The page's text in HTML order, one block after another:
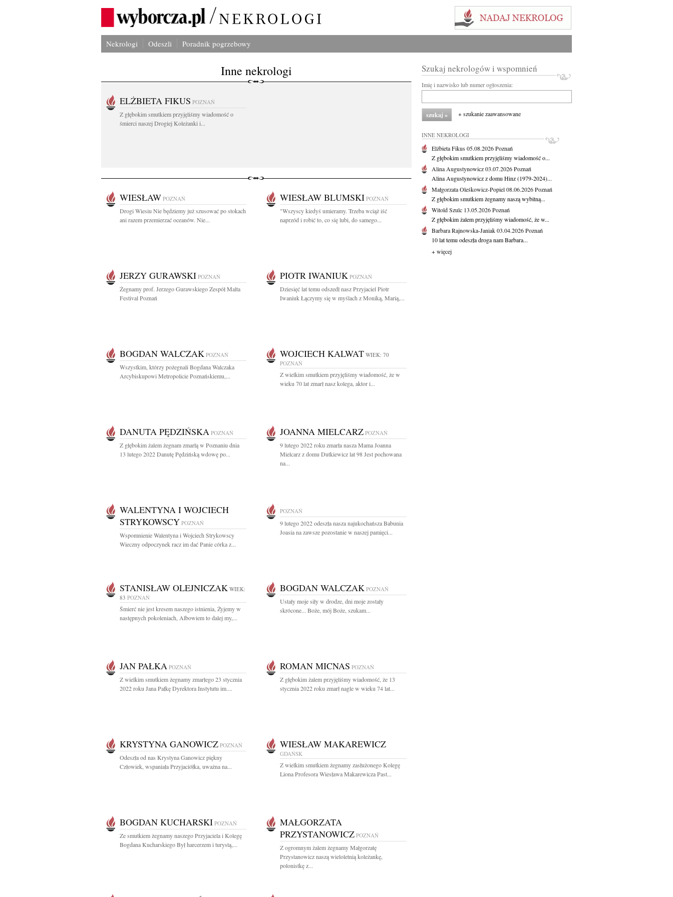
Nekrologi Odeszli Poradnik pogrzebowy
Inne nekrologi
ELŻBIETA FIKUS POZNAŃ
Z głębokim smutkiem przyjęliśmy wiadomość o
śmierci naszej Drogiej Koleżanki i...
WIESŁAW POZNAŃ
Drogi Wiesiu Nie będziemy już szusować po stokach
ani razem przemierzać oceanów. Nie...
WIESŁAW BLUMSKI POZNAŃ
"Wszyscy kiedyś umieramy. Trzeba wciąż iść
naprzód i robić to, co się lubi, do samego...
JERZY GURAWSKI POZNAŃ
Żegnamy prof. Jerzego Gurawskiego Zespół Malta
Festival Poznań
PIOTR IWANIUK POZNAŃ
Dziesięć lat temu odszedł nasz Przyjaciel Piotr
Iwaniuk Łączymy się w myślach z Moniką, Marią,...
BOGDAN WALCZAK POZNAŃ
Wszystkim, którzy pożegnali Bogdana Walczaka
Arcybiskupowi Metropolicie Poznańskiemu,...
WOJCIECH KALWAT WIEK: 70
POZNAŃ
Z wielkim smutkiem przyjęliśmy wiadomość, że w
wieku 70 lat zmarł nasz kolega, aktor i...
DANUTA PĘDZIŃSKA POZNAŃ
Z głębokim żalem żegnam zmarłą w Poznaniu dnia
13 lutego 2022 Danutę Pędzińską wdowę po...
JOANNA MIELCARZ POZNAŃ
9 lutego 2022 roku zmarła nasza Mama Joanna
Mielcarz z domu Dutkiewicz lat 98 Jest pochowana
na...
WALENTYNA I WOJCIECH
STRYKOWSCY POZNAŃ
Wspomnienie Walentyna i Wojciech Strykowscy
Wieczny odpoczynek racz im dać Panie córka z...
POZNAŃ
9 lutego 2022 odeszła nasza najukochańsza Babunia
Joasia na zawsze pozostanie w naszej pamięci...
STANISŁAW OLEJNICZAK WIEK:
83 POZNAŃ
Śmierć nie jest kresem naszego istnienia, Żyjemy w
następnych pokoleniach, Albowiem to dalej my,...
BOGDAN WALCZAK POZNAŃ
Ustały moje siły w drodze, dni moje zostały
skrócone... Boże, mój Boże, szukam...
JAN PAŁKA POZNAŃ
Z wielkim smutkiem żegnamy zmarłego 23 stycznia
2022 roku Jana Pałkę Dyrektora Instytutu im....
ROMAN MICNAS POZNAŃ
Z głębokim żalem przyjęliśmy wiadomość, że 13
stycznia 2022 roku zmarł nagle w wieku 74 lat...
KRYSTYNA GANOWICZ POZNAŃ
Odeszła od nas Krystyna Ganowicz piękny
Człowiek, wspaniała Przyjaciółka, uważna na...
WIESŁAW MAKAREWICZ
GDAŃSK
Z wielkim smutkiem żegnamy zasłużonego Kolegę
Liona Profesora Wiesława Makarewicza Past...
BOGDAN KUCHARSKI POZNAŃ
Ze smutkiem żegnamy naszego Przyjaciela i Kolegę
Bogdana Kucharskiego Był harcerzem i turystą,...
MAŁGORZATA
PRZYSTANOWICZ POZNAŃ
Z ogromnym żalem żegnamy Małgorzatę
Przystanowicz naszą wieloletnią koleżankę,
polonistkę z...
Szukaj nekrologów i wspomnień
Imię i nazwisko lub numer ogłoszenia:
+ szukanie zaawansowane
INNE NEKROLOGI
Elżbieta Fikus05.08.2026Poznań
Z głębokim smutkiem przyjęliśmy wiadomość o...
Alina Augustynowicz03.07.2026Poznań
Alina Augustynowicz z domu Hinz (1979-2024)...
Małgorzata Oleśkowicz-Popiel08.06.2026Poznań
Z głębokim smutkiem żegnamy naszą wybitną...
Witold Szulc 13.05.2026Poznań
Z głębokim żalem przyjęliśmy wiadomość, że w...
Barbara Rajnowska-Janiak03.04.2026Poznań
10 lat temu odeszła droga nam Barbara...
+ więcej